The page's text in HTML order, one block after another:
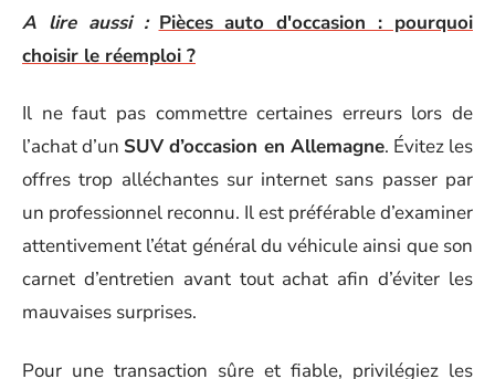
A lire aussi : Pièces auto d'occasion : pourquoi
choisir le réemploi ?
Il ne faut pas commettre certaines erreurs lors de
l’achat d’un SUV d’occasion en Allemagne. Évitez les
offres trop alléchantes sur internet sans passer par
un professionnel reconnu. Il est préférable d’examiner
attentivement l’état général du véhicule ainsi que son
carnet d’entretien avant tout achat afin d’éviter les
mauvaises surprises.
Pour une transaction sûre et fiable, privilégiez les